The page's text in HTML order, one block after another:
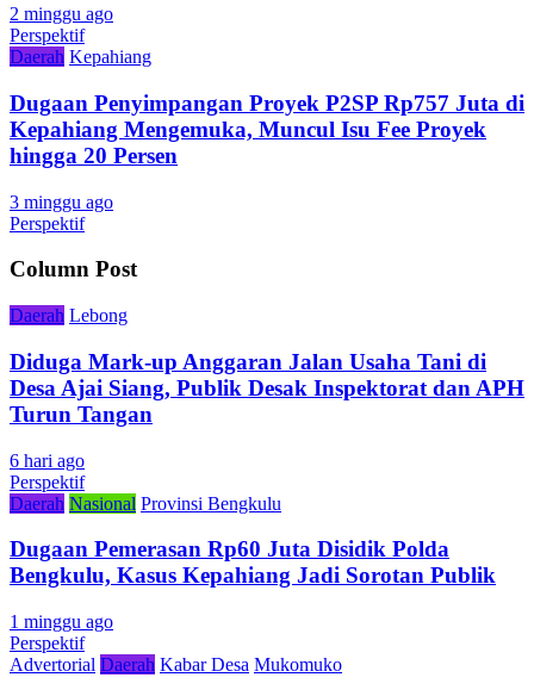
2 minggu ago
Perspektif
Daerah Kepahiang
Dugaan Penyimpangan Proyek P2SP Rp757 Juta di
Kepahiang Mengemuka, Muncul Isu Fee Proyek
hingga 20 Persen
3 minggu ago
Perspektif
Column Post
Daerah Lebong
Diduga Mark-up Anggaran Jalan Usaha Tani di
Desa Ajai Siang, Publik Desak Inspektorat dan APH
Turun Tangan
6 hari ago
Perspektif
Daerah Nasional Provinsi Bengkulu
Dugaan Pemerasan Rp60 Juta Disidik Polda
Bengkulu, Kasus Kepahiang Jadi Sorotan Publik
1 minggu ago
Perspektif
Advertorial Daerah Kabar Desa Mukomuko